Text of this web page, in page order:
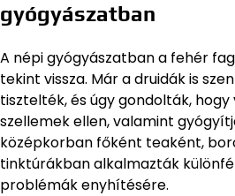
gyógyászatban
A népi gyógyászatban a fehér
tekint vissza. Már a druidák is
tisztelték, és úgy gondolták,
szellemek ellen, valamint
középkorban főként teaként,
tinktúrákban alkalmazták
problémák enyhítésére.